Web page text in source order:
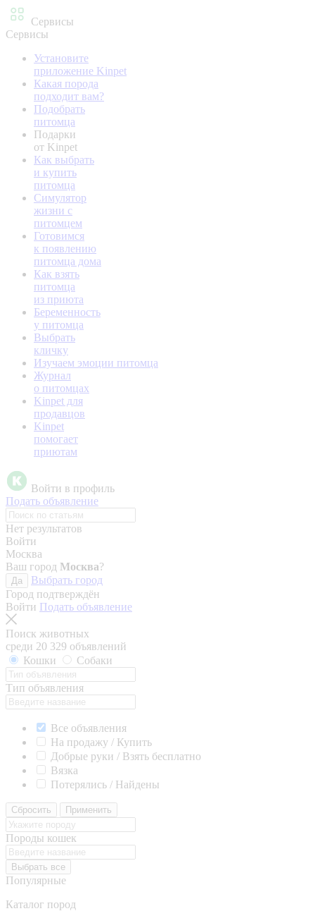
Сервисы
Сервисы
Установите
приложение Kinpet
Какая порода
подходит вам?
Подобрать
питомца
Подарки
от Kinpet
Как выбрать
и купить
питомца
Симулятор
жизни с
питомцем
Готовимся
к появлению
питомца дома
Как взять
питомца
из приюта
Беременность
у питомца
Выбрать
кличку
Изучаем эмоции питомца
Журнал
о питомцах
Kinpet для
продавцов
Kinpet
помогает
приютам
Войти в профиль
Подать объявление
Нет результатов
Войти
Москва
Ваш город Москва?
Да
Выбрать город
Город подтверждён
Войти Подать объявление
Поиск животных
среди 20 329 объявлений
Кошки
Собаки
Тип объявления
Все объявления
На продажу / Купить
Добрые руки / Взять бесплатно
Вязка
Потерялись / Найдены
Сбросить Применить
Породы кошек
Выбрать все
Популярные
Каталог пород